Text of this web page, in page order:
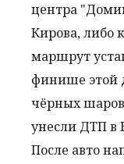
центра
Кирова, либо
маршрут
финише этой
чёрных
унесли ДТП в
После авто